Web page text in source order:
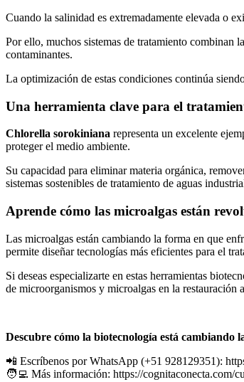
Cuando la salinidad es extremadamente elevada o
Por ello, muchos sistemas de tratamiento combinan
contaminantes.
La optimización de estas condiciones continúa
Una herramienta clave para el
Chlorella sorokiniana representa un excelente
proteger el medio ambiente.
Su capacidad para eliminar materia orgánica,
sistemas sostenibles de tratamiento de aguas
Aprende cómo las microalgas están
Las microalgas están cambiando la forma en que
permite diseñar tecnologías más eficientes para el
Si deseas especializarte en estas herramientas
de microorganismos y microalgas en la restauración
Descubre cómo la biotecnología está cambiando
📲 Escríbenos por WhatsApp (+51 928129351):
🧑‍💻 Más información: https://cognitaconecta.com/